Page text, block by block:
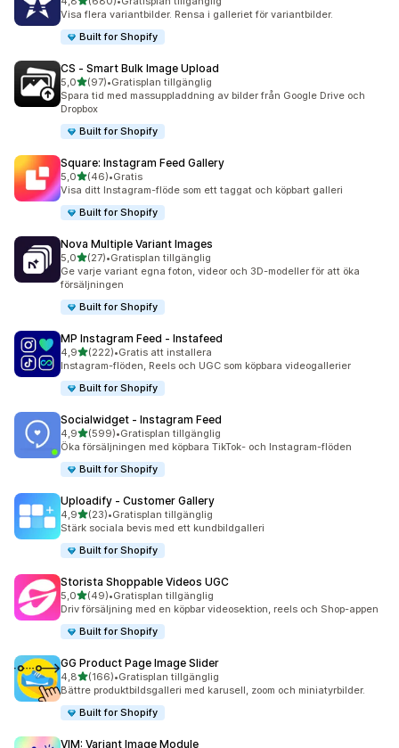
680 recensioner totalt
Visa flera variantbilder. Rensa i galleriet för variantbilder.
Built for Shopify
CS ‑ Smart Bulk Image Upload
5,0av 5 stjärnor
(97)
97 recensioner totalt
•Gratisplan tillgänglig
Spara tid med massuppladdning av bilder från Google Drive och
Dropbox
Built for Shopify
Square: Instagram Feed Gallery
5,0av 5 stjärnor
(46)
46 recensioner totalt
•Gratis
Visa ditt Instagram-flöde som ett taggat och köpbart galleri
Built for Shopify
Nova Multiple Variant Images
5,0av 5 stjärnor
(27)
27 recensioner totalt
•Gratisplan tillgänglig
Ge varje variant egna foton, videor och 3D-modeller för att öka
försäljningen
Built for Shopify
MP Instagram Feed ‑ Instafeed
4,9av 5 stjärnor
(222)
222 recensioner totalt
•Gratis att installera
Instagram-flöden, Reels och UGC som köpbara videogallerier
Built for Shopify
Socialwidget ‑ Instagram Feed
4,9av 5 stjärnor
(599)
599 recensioner totalt
•Gratisplan tillgänglig
Öka försäljningen med köpbara TikTok- och Instagram-flöden
Built for Shopify
Uploadify ‑ Customer Gallery
4,9av 5 stjärnor
(23)
23 recensioner totalt
•Gratisplan tillgänglig
Stärk sociala bevis med ett kundbildgalleri
Built for Shopify
Storista Shoppable Videos UGC
5,0av 5 stjärnor
(49)
49 recensioner totalt
•Gratisplan tillgänglig
Driv försäljning med en köpbar videosektion, reels och Shop-appen
Built for Shopify
GG Product Page Image Slider
4,8av 5 stjärnor
(166)
166 recensioner totalt
•Gratisplan tillgänglig
Bättre produktbildsgalleri med karusell, zoom och miniatyrbilder.
Built for Shopify
VIM: Variant Image Module